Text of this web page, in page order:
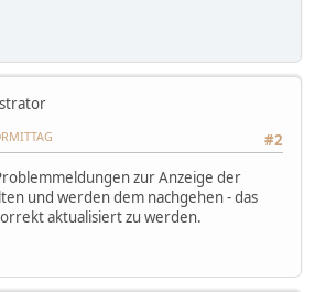
#2
zur Anzeige der
und werden dem nachgehen - das
aktualisiert zu werden.